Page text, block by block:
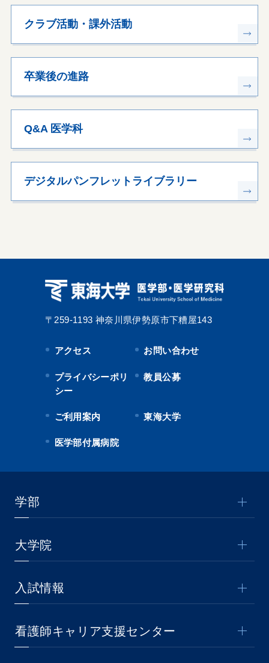
クラブ活動・課外活動
卒業後の進路
Q&A 医学科
デジタルパンフレットライブラリー
〒259-1193 神奈川県伊勢原市下糟屋143
アクセス お問い合わせ
プライバシーポリ
シー
教員公募
ご利用案内 東海大学
医学部付属病院
学部
大学院
入試情報
看護師キャリア支援センター